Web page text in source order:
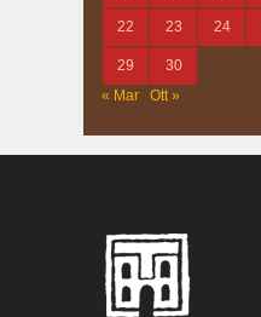
22 23 24
29
30
« Mar
Ott »